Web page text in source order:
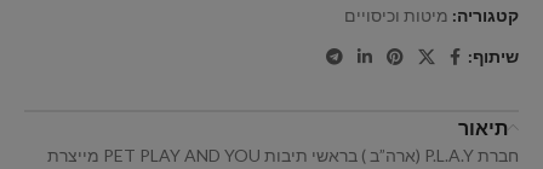
קטגוריה: מיטות וכיסויים
שיתוף:
תיאור
חברת P.L.A.Y (ארה”ב ) בראשי תיבות PET PLAY AND YOU מייצרת